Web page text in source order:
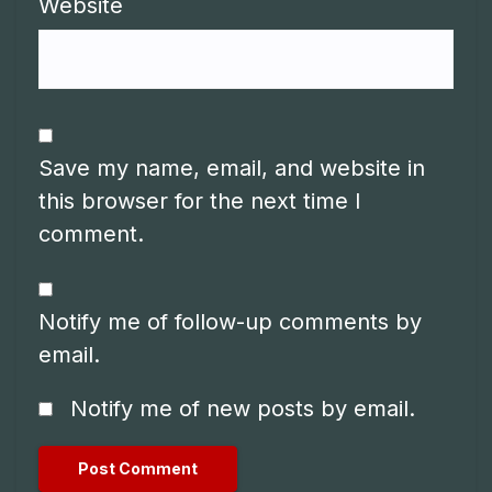
Website
Save my name, email, and website in
this browser for the next time I
comment.
Notify me of follow-up comments by
email.
Notify me of new posts by email.